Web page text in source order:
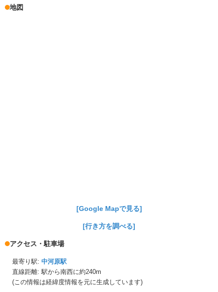
地図
[Google Mapで見る]
[行き方を調べる]
アクセス・駐車場
最寄り駅: 中河原駅
直線距離: 駅から南西に約240m
(この情報は経緯度情報を元に生成しています)